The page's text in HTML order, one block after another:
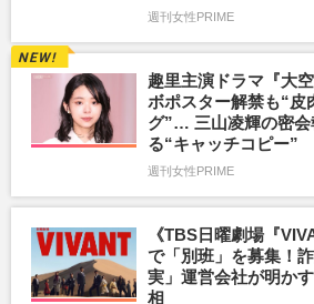
週刊女性PRIME
趣里主演ドラマ『大
ボポスター解禁も“皮
グ”… 三山凌輝の密会
る“キャッチコピー”
週刊女性PRIME
《TBS日曜劇場『
で「別班」を募集！
実」運営会社が明か
相